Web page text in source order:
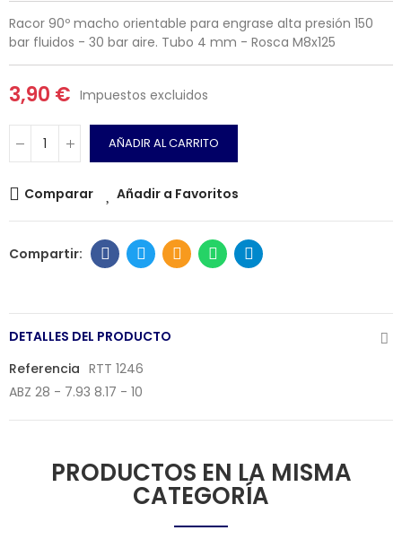
Racor 90º macho orientable para engrase alta presión 150
bar fluidos - 30 bar aire. Tubo 4 mm - Rosca M8x125
3,90 € Impuestos excluidos
AÑADIR AL CARRITO
Comparar Añadir a Favoritos
DETALLES DEL PRODUCTO
Referencia RTT 1246
ABZ 28 - 7.93 8.17 - 10
PRODUCTOS EN LA MISMA
CATEGORÍA